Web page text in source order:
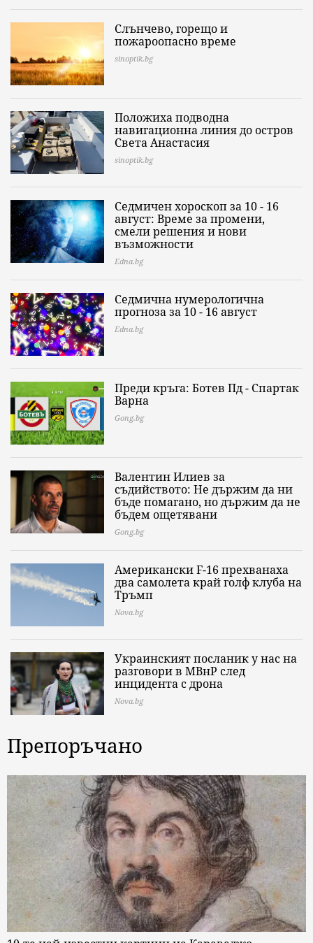
Слънчево, горещо и
пожароопасно време
sinoptik.bg
Положиха подводна
навигационна линия до остров
Света Анастасия
sinoptik.bg
Седмичен хороскоп за 10 - 16
август: Време за промени,
смели решения и нови
възможности
Edna.bg
Седмична нумерологична
прогноза за 10 - 16 август
Edna.bg
Преди кръга: Ботев Пд - Спартак
Варна
Gong.bg
Валентин Илиев за
съдийството: Не държим да ни
бъде помагано, но държим да не
бъдем ощетявани
Gong.bg
Американски F-16 прехванаха
два самолета край голф клуба на
Тръмп
Nova.bg
Украинският посланик у нас на
разговори в МВнР след
инцидента с дрона
Nova.bg
Препоръчано